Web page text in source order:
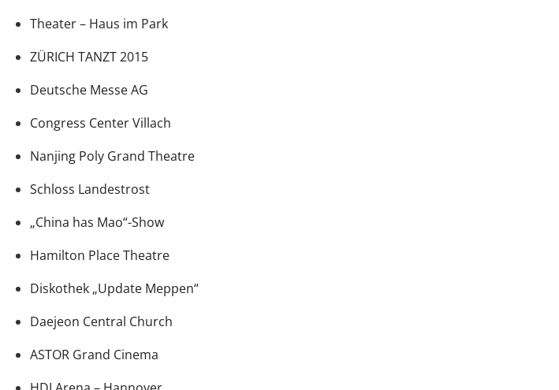
Theater – Haus im Park
ZÜRICH TANZT 2015
Deutsche Messe AG
Congress Center Villach
Nanjing Poly Grand Theatre
Schloss Landestrost
„China has Mao“-Show
Hamilton Place Theatre
Diskothek „Update Meppen“
Daejeon Central Church
ASTOR Grand Cinema